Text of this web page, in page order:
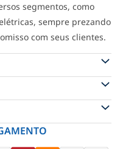
segmentos, como
sempre prezando
com seus clientes.